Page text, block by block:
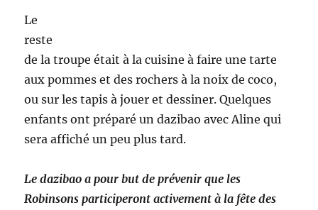
Le
reste
de la troupe était à la cuisine à faire une tarte
aux pommes et des rochers à la noix de coco,
ou sur les tapis à jouer et dessiner. Quelques
enfants ont préparé un dazibao avec Aline qui
sera affiché un peu plus tard.
Le dazibao a pour but de prévenir que les
Robinsons participeront activement à la fête des